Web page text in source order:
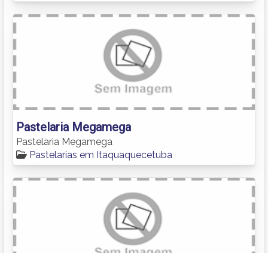
Pastelaria Megamega
Pastelaria Megamega
Pastelarias em Itaquaquecetuba